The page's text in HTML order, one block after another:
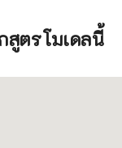
ตรโมเดลนี้